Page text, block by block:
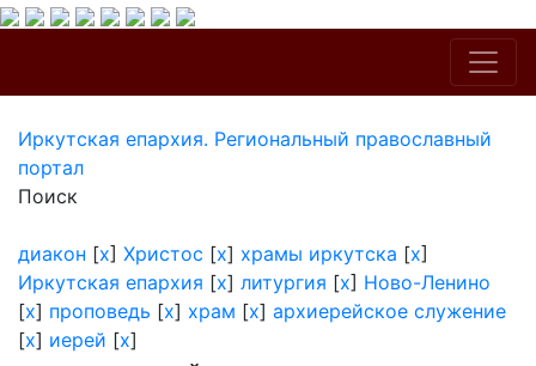
Иркутская епархия. Региональный православный
портал
Поиск
диакон [x] Христос [x] храмы иркутска [x]
Иркутская епархия [x] литургия [x] Ново-Ленино
[x] проповедь [x] храм [x] архиерейское служение
[x] иерей [x]